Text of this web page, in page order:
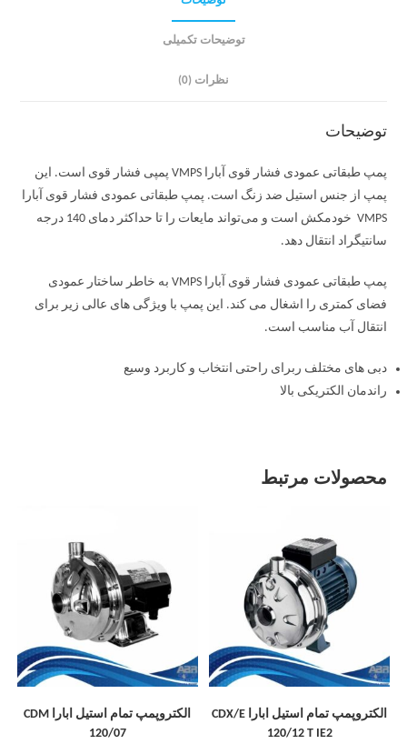
توضیحات تکمیلی
نظرات (0)
توضیحات
پمپ طبقاتی عمودی فشار قوی آبارا VMPS پمپی فشار قوی است. این
پمپ از جنس استیل ضد زنگ است. پمپ طبقاتی عمودی فشار قوی آبارا
VMPS خودمکش است و می‌تواند مایعات را تا حداکثر دمای 140 درجه
سانتیگراد انتقال دهد.
پمپ طبقاتی عمودی فشار قوی آبارا VMPS به خاطر ساختار عمودی
فضای کمتری را اشغال می کند. این پمپ با ویژگی های عالی زیر برای
انتقال آب مناسب است.
دبی های مختلف ربرای راحتی انتخاب و کاربرد وسیع
راندمان الکتریکی بالا
محصولات مرتبط
الکتروپمپ تمام استیل ابارا CDX/E
120/12 T IE2
الکتروپمپ تمام استیل ابارا CDM
120/07